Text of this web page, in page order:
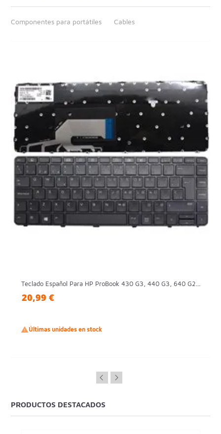
Componentes para portátiles Cables
Teclado Español Para HP ProBook 430 G3, 440 G3, 640 G2...
20,99 €
Últimas unidades en stock
PRODUCTOS DESTACADOS